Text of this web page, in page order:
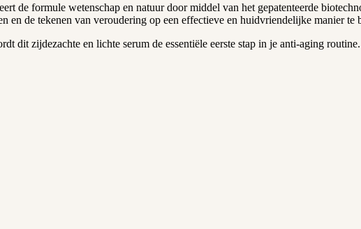
de formule wetenschap en natuur door middel van het gepatenteerde
en de tekenen van veroudering op een effectieve en huidvriendelijke manier te
dit zijdezachte en lichte serum de essentiële eerste stap in je anti-aging routine.